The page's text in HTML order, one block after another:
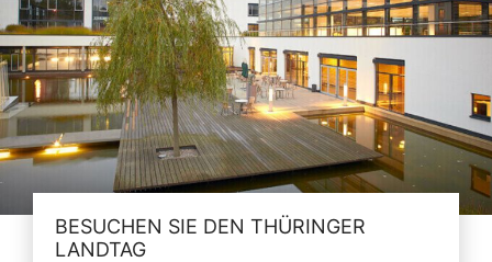
BESUCHEN SIE DEN THÜRINGER
LANDTAG